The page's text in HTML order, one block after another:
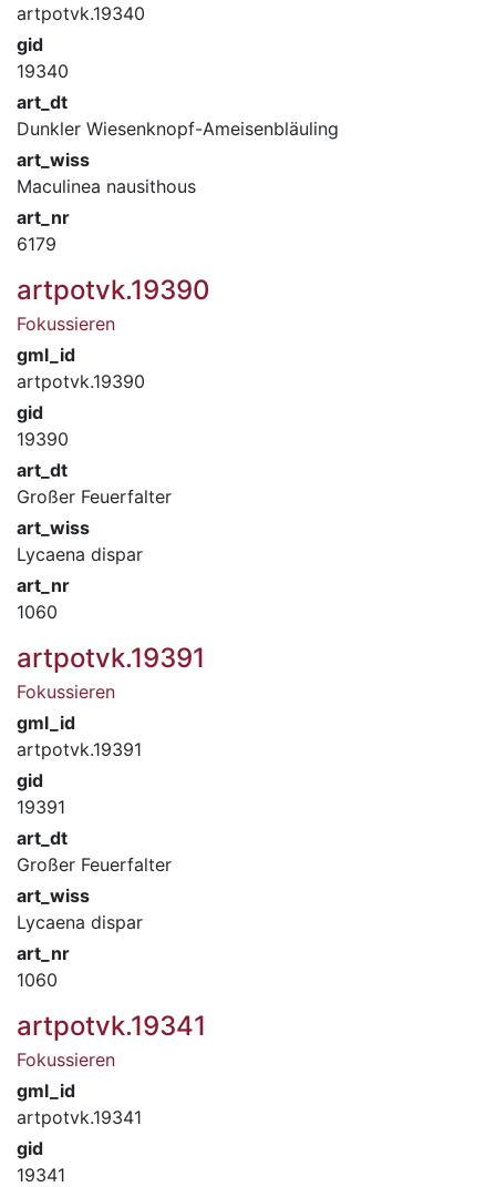
artpotvk.19340
gid
19340
art_dt
Dunkler Wiesenknopf-Ameisenbläuling
art_wiss
Maculinea nausithous
art_nr
6179
artpotvk.19390
Fokussieren
gml_id
artpotvk.19390
gid
19390
art_dt
Großer Feuerfalter
art_wiss
Lycaena dispar
art_nr
1060
artpotvk.19391
Fokussieren
gml_id
artpotvk.19391
gid
19391
art_dt
Großer Feuerfalter
art_wiss
Lycaena dispar
art_nr
1060
artpotvk.19341
Fokussieren
gml_id
artpotvk.19341
gid
19341